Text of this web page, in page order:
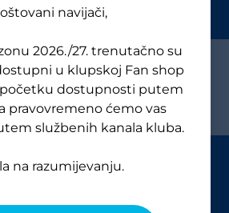
navijači,
2026./27. trenutačno su
u klupskoj Fan shop
početku dostupnosti putem
pravovremeno ćemo vas
službenih kanala kluba.
na razumijevanju.